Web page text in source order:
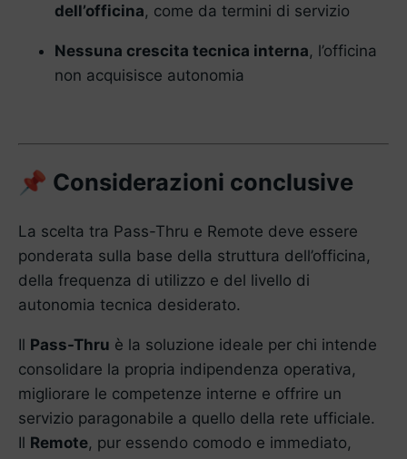
dell’officina, come da termini di servizio
Nessuna crescita tecnica interna, l’officina
non acquisisce autonomia
📌 Considerazioni conclusive
La scelta tra Pass-Thru e Remote deve essere
ponderata sulla base della struttura dell’officina,
della frequenza di utilizzo e del livello di
autonomia tecnica desiderato.
Il Pass-Thru è la soluzione ideale per chi intende
consolidare la propria indipendenza operativa,
migliorare le competenze interne e offrire un
servizio paragonabile a quello della rete ufficiale.
Il Remote, pur essendo comodo e immediato,